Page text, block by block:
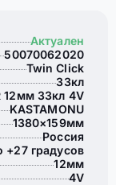
Актуален
50070062020
Twin Click
33кл
12мм 33кл 4V
KASTAMONU
1380×159мм
Россия
+27 градусов
12мм
4V